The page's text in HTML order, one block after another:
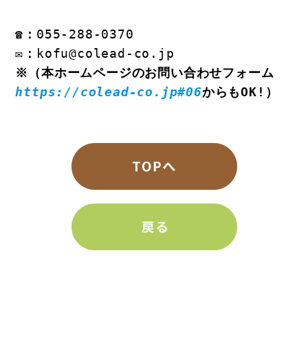
☎： 055-288-0370
✉： kofu@colead-co.jp
※（本ホームページのお問い合わせフォーム
https://colead-co.jp#06からもOK!）